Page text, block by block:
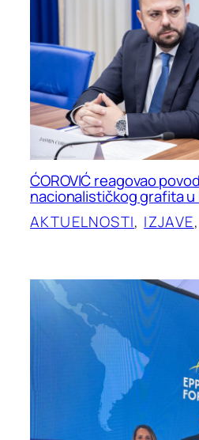
ĆOROVIĆ reagovao
nacionalističkog grafita u
AKTUELNOSTI, IZJAVE